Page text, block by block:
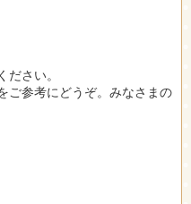
さい。
ご参考にどうぞ。みなさまの